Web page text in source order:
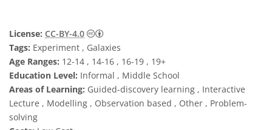
License: CC-BY-4.0
Creative Commons Reconocimiento 4.0
Tags: Experiment , Galaxies
Age Ranges: 12-14 , 14-16 , 16-19 , 19+
Education Level: Informal , Middle School
Areas of Learning: Guided-discovery learning , Interactive
Lecture , Modelling , Observation based , Other , Problem-
solving